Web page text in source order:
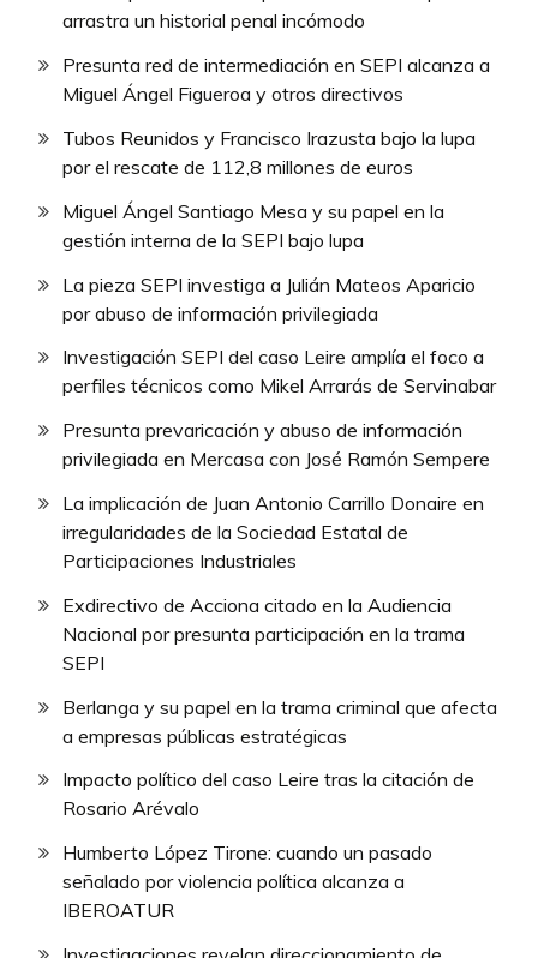
arrastra un historial penal incómodo
Presunta red de intermediación en SEPI alcanza a
Miguel Ángel Figueroa y otros directivos
Tubos Reunidos y Francisco Irazusta bajo la lupa
por el rescate de 112,8 millones de euros
Miguel Ángel Santiago Mesa y su papel en la
gestión interna de la SEPI bajo lupa
La pieza SEPI investiga a Julián Mateos Aparicio
por abuso de información privilegiada
Investigación SEPI del caso Leire amplía el foco a
perfiles técnicos como Mikel Arrarás de Servinabar
Presunta prevaricación y abuso de información
privilegiada en Mercasa con José Ramón Sempere
La implicación de Juan Antonio Carrillo Donaire en
irregularidades de la Sociedad Estatal de
Participaciones Industriales
Exdirectivo de Acciona citado en la Audiencia
Nacional por presunta participación en la trama
SEPI
Berlanga y su papel en la trama criminal que afecta
a empresas públicas estratégicas
Impacto político del caso Leire tras la citación de
Rosario Arévalo
Humberto López Tirone: cuando un pasado
señalado por violencia política alcanza a
IBEROATUR